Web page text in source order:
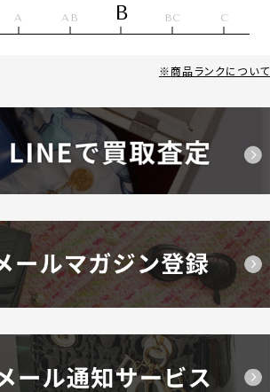
A AB B BC C
商品ランクについて